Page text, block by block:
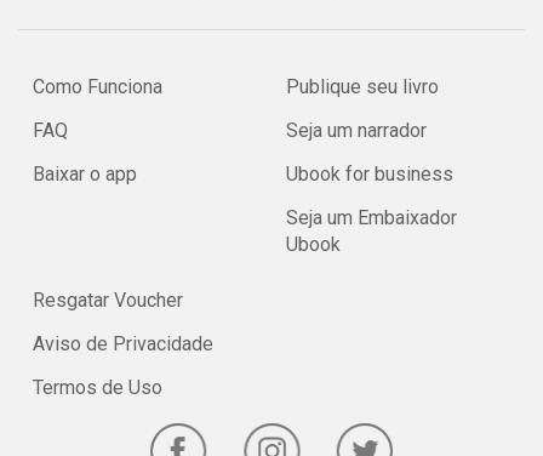
Como Funciona
FAQ
Baixar o app
Publique seu livro
Seja um narrador
Ubook for business
Seja um Embaixador
Ubook
Resgatar Voucher
Aviso de Privacidade
Termos de Uso